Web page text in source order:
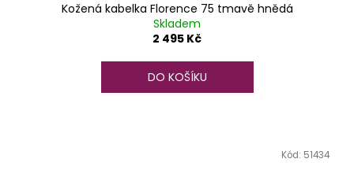
Kožená kabelka Florence 75 tmavě hnědá
Skladem
2 495 Kč
DO KOŠÍKU
Kód: 51434